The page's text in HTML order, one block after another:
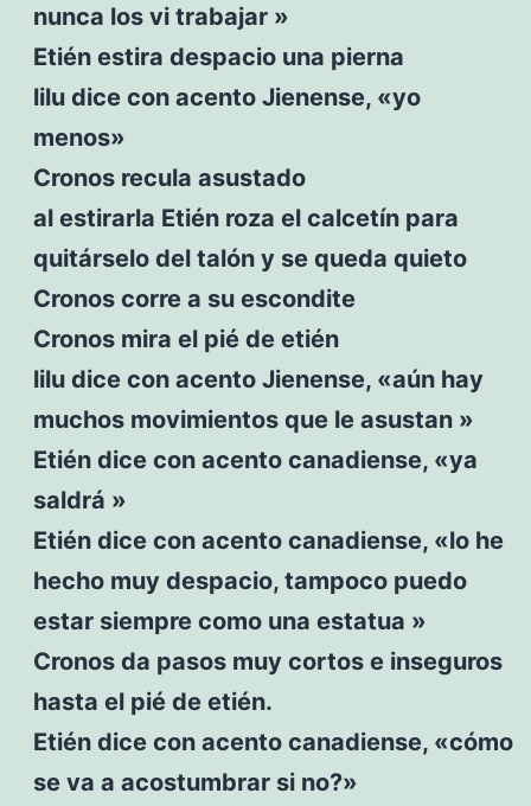
nunca los vi trabajar »
Etién estira despacio una pierna
lilu dice con acento Jienense, «yo
menos»
Cronos recula asustado
al estirarla Etién roza el calcetín para
quitárselo del talón y se queda quieto
Cronos corre a su escondite
Cronos mira el pié de etién
lilu dice con acento Jienense, «aún hay
muchos movimientos que le asustan »
Etién dice con acento canadiense, «ya
saldrá »
Etién dice con acento canadiense, «lo he
hecho muy despacio, tampoco puedo
estar siempre como una estatua »
Cronos da pasos muy cortos e inseguros
hasta el pié de etién.
Etién dice con acento canadiense, «cómo
se va a acostumbrar si no?»